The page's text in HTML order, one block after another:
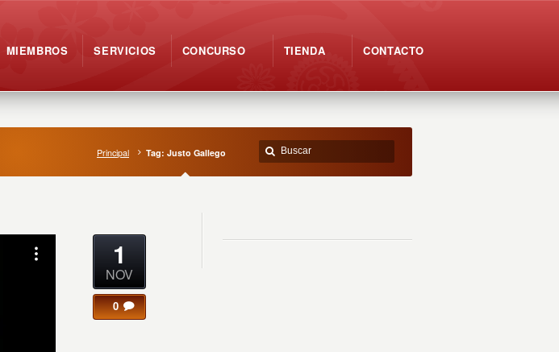
MIEMBROS SERVICIOS CONCURSO TIENDA CONTACTO
Principal Tag: Justo Gallego
1
NOV
0